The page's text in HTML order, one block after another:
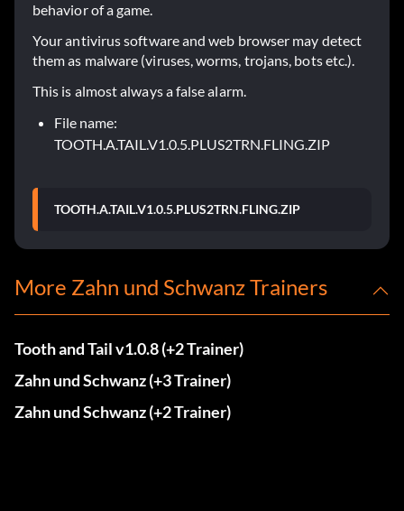
behavior of a game.
Your antivirus software and web browser may detect
them as malware (viruses, worms, trojans, bots etc.).
This is almost always a false alarm.
File name:
TOOTH.A.TAIL.V1.0.5.PLUS2TRN.FLING.ZIP
TOOTH.A.TAIL.V1.0.5.PLUS2TRN.FLING.ZIP
More Zahn und Schwanz Trainers
Tooth and Tail v1.0.8 (+2 Trainer)
Zahn und Schwanz (+3 Trainer)
Zahn und Schwanz (+2 Trainer)